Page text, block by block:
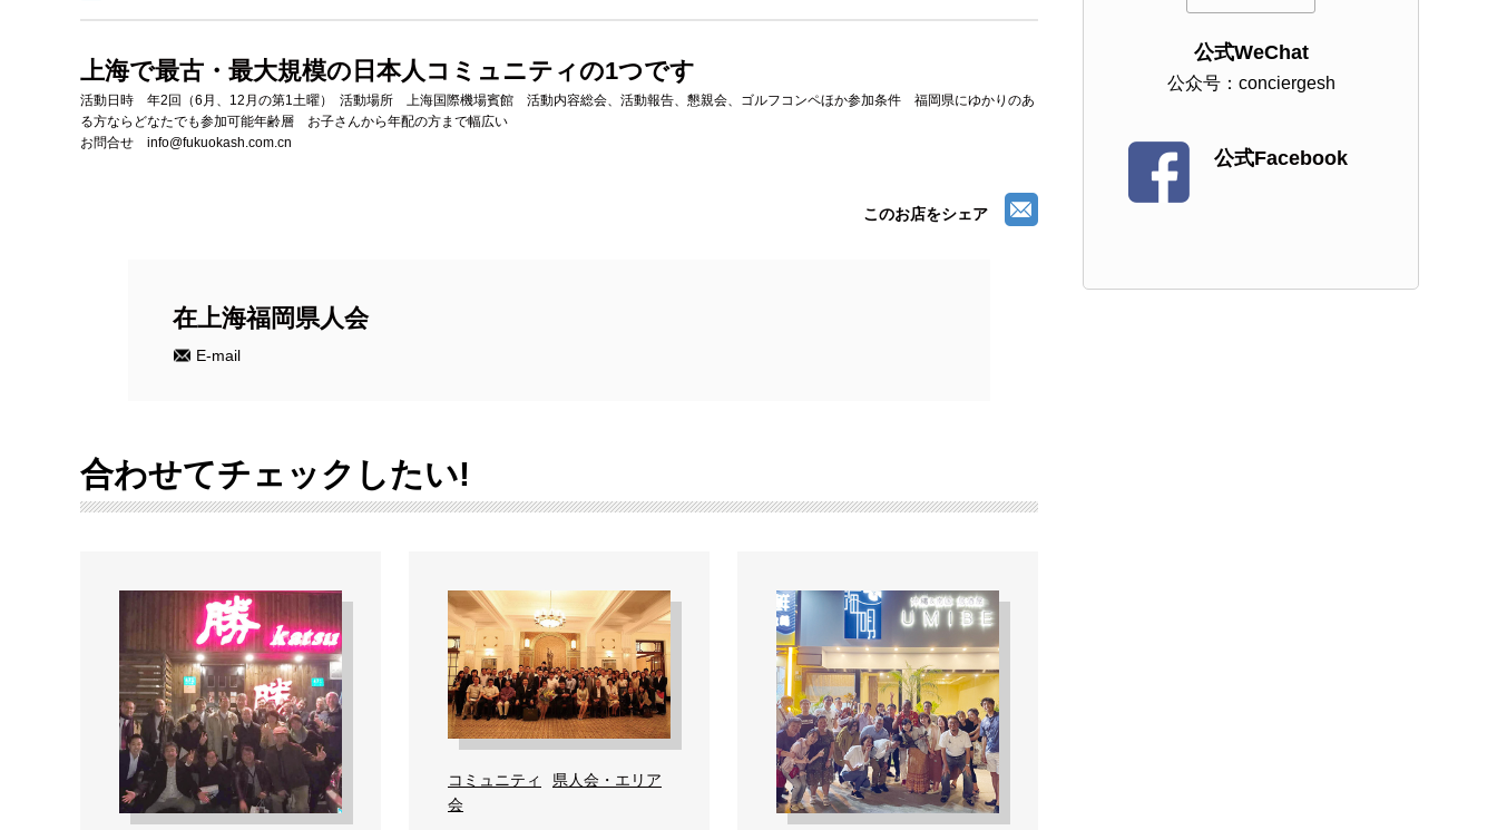
上海で最古・最大規模の日本人コミュニティの1つです
活動日時 年2回（6月、12月の第1土曜） 活動場所 上海国際機場賓館 活動内容総会、活動報告、懇親会、ゴルフコンペほか参加条件 福岡県にゆかりのあ
る方ならどなたでも参加可能年齢層 お子さんから年配の方まで幅広い
お問合せ info@fukuokash.com.cn
このお店をシェア
在上海福岡県人会
E-mail
合わせてチェックしたい!
コミュニティ
県人会・エリア
会
公式WeChat
公众号：conciergesh
公式Facebook